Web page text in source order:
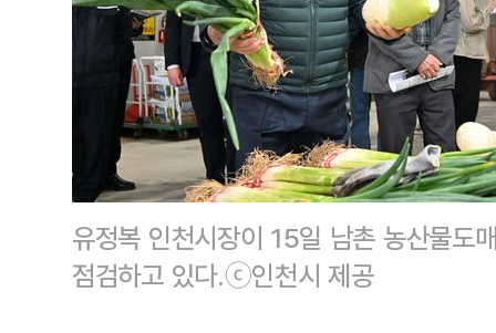
유정복 인천시장이 15일 남촌 농산물도
점검하고 있다.ⓒ인천시 제공